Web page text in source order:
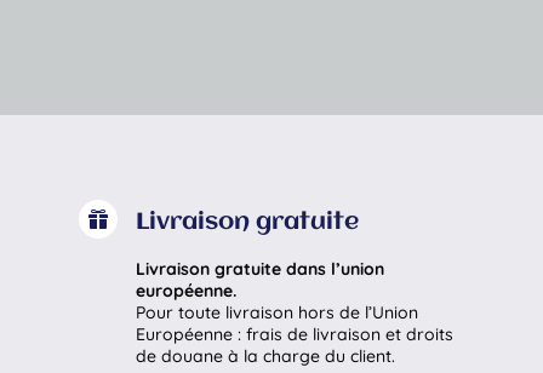
 Livraison gratuite
Livraison gratuite dans l’union
européenne.
Pour toute livraison hors de l’Union
Européenne : frais de livraison et droits
de douane à la charge du client.